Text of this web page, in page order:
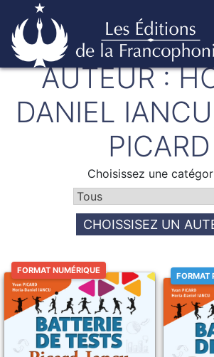
Skip
to Éditions de la francophonie
AUTEUR :
DANIEL
PICARD
Choisissez une
CHOISSISEZ UN
FORMAT NUMÉRIQUE
FORMAT